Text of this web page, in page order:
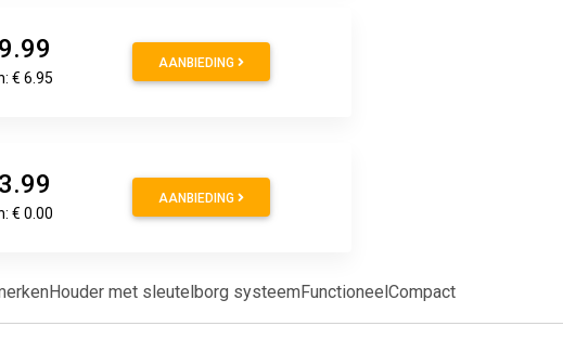
€ 6.95
AANBIEDING
€ 0.00
AANBIEDING
met sleutelborg systeemFunctioneelCompact